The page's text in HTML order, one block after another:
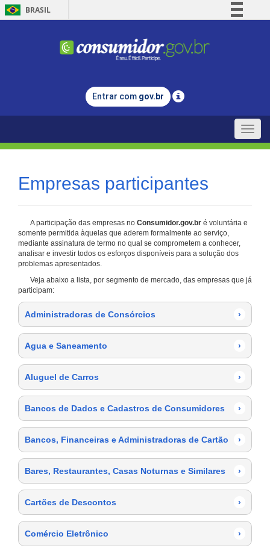
BRASIL
Comunica BR
Legislação
Entrar com gov.br
Toggle
Empresas participantes
A participação das empresas no Consumidor.gov.br é voluntária e
somente permitida àquelas que aderem formalmente ao serviço,
mediante assinatura de termo no qual se comprometem a conhecer,
analisar e investir todos os esforços disponíveis para a solução dos
problemas apresentados.
Veja abaixo a lista, por segmento de mercado, das empresas que já
participam:
Administradoras de Consórcios ›
Agua e Saneamento ›
Aluguel de Carros ›
Bancos de Dados e Cadastros de Consumidores ›
Bancos, Financeiras e Administradoras de Cartão ›
Bares, Restaurantes, Casas Noturnas e Similares ›
Cartões de Descontos ›
Comércio Eletrônico ›